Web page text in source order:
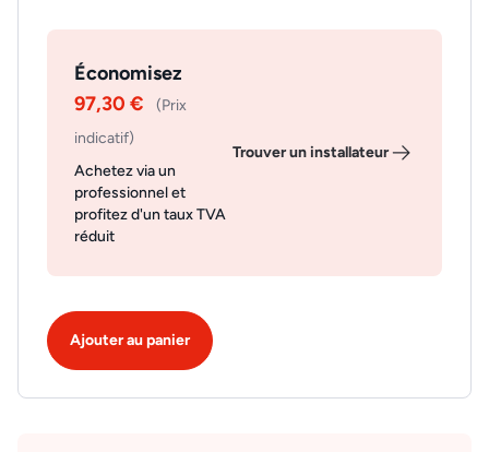
Économisez
97,30 €
(Prix
indicatif)
Achetez via un
professionnel et
profitez d'un taux TVA
réduit
Trouver un installateur
Ajouter au panier